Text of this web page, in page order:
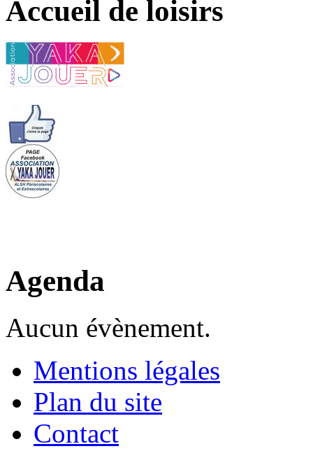
Accueil de loisirs
Agenda
Aucun évènement.
Mentions légales
Plan du site
Contact